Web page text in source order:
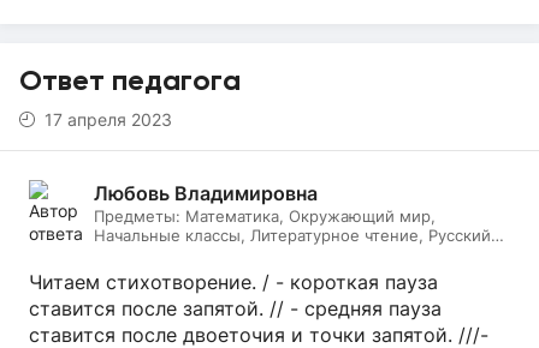
Ответ педагога
17 апреля 2023
Любовь Владимировна
Предметы: Математика, Окружающий мир,
Начальные классы, Литературное чтение, Русский
Читаем стихотворение. / - короткая пауза
ставится после запятой. // - средняя пауза
ставится после двоеточия и точки запятой. ///-